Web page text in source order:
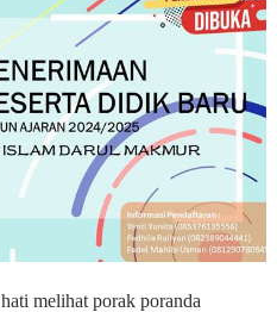
hati melihat porak poranda